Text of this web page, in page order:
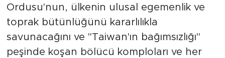
Ordusu'nun, ülkenin ulusal egemenlik ve
toprak bütünlüğünü kararlılıkla
savunacağını ve "Taiwan'ın bağımsızlığı"
peşinde koşan bölücü komploları ve her